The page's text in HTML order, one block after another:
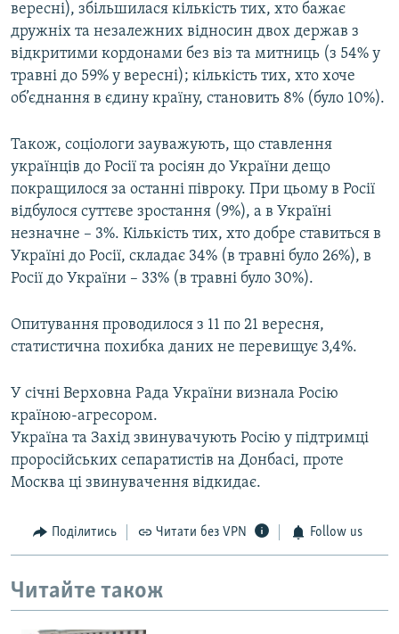
вересні), збільшилася кількість тих, хто бажає
дружніх та незалежних відносин двох держав з
відкритими кордонами без віз та митниць (з 54% у
травні до 59% у вересні); кількість тих, хто хоче
об’єднання в єдину країну, становить 8% (було 10%).
Також, соціологи зауважують, що ставлення
українців до Росії та росіян до України дещо
покращилося за останні півроку. При цьому в Росії
відбулося суттєве зростання (9%), а в Україні
незначне – 3%. Кількість тих, хто добре ставиться в
Україні до Росії, складає 34% (в травні було 26%), в
Росії до України – 33% (в травні було 30%).
Опитування проводилося з 11 по 21 вересня,
статистична похибка даних не перевищує 3,4%.
У січні Верховна Рада України визнала Росію
країною-агресором.
Україна та Захід звинувачують Росію у підтримці
проросійських сепаратистів на Донбасі, проте
Москва ці звинувачення відкидає.
Поділитись Читати без VPN Follow us
Читайте також